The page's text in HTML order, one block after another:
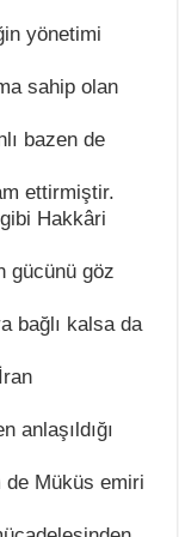
yönetimi
sahip olan
bazen de
ettirmiştir.
Hakkâri
gücünü göz
bağlı kalsa da
anlaşıldığı
Müküs emiri